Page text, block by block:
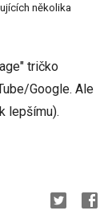
několika
tričko
Google. Ale
lepšímu).